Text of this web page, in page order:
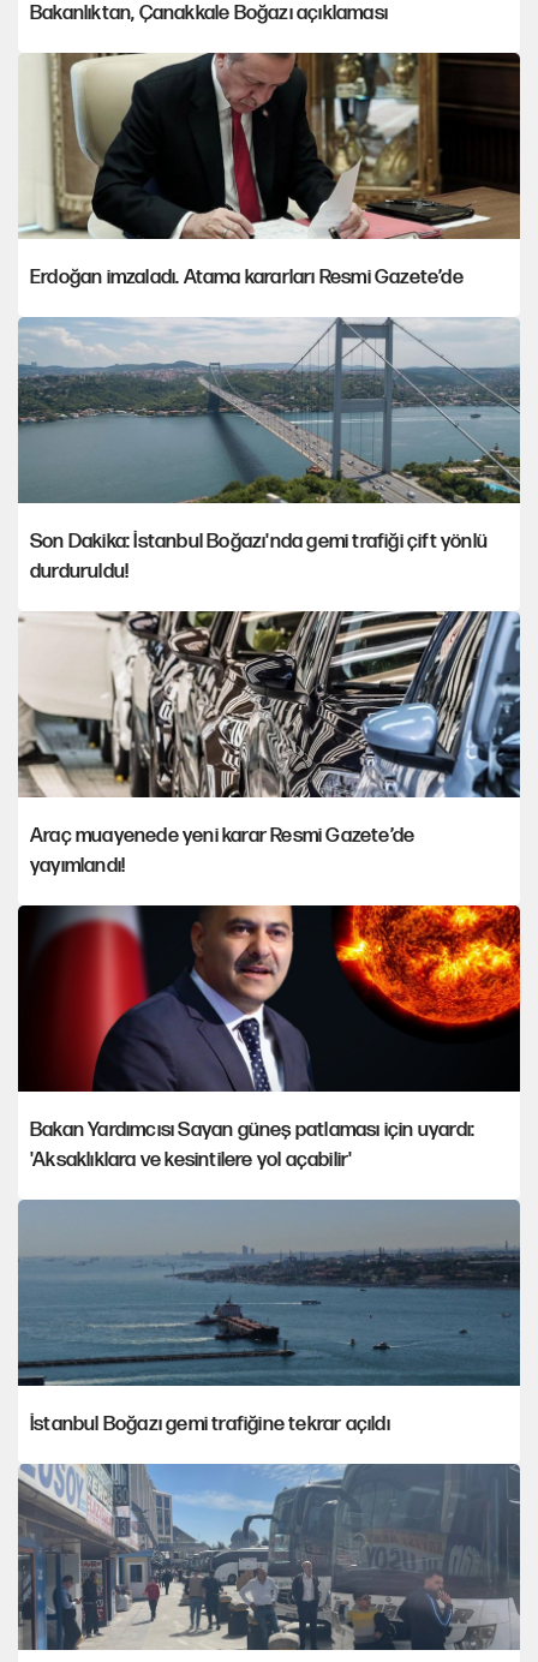
Bakanlıktan, Çanakkale Boğazı açıklaması
Erdoğan imzaladı. Atama kararları Resmi Gazete’de
Son Dakika: İstanbul Boğazı'nda gemi trafiği çift yönlü
durduruldu!
Araç muayenede yeni karar Resmi Gazete’de
yayımlandı!
Bakan Yardımcısı Sayan güneş patlaması için uyardı:
'Aksaklıklara ve kesintilere yol açabilir'
İstanbul Boğazı gemi trafiğine tekrar açıldı